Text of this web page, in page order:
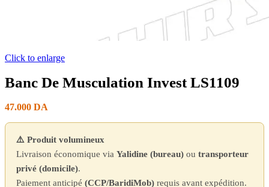
Click to enlarge
Banc De Musculation Invest LS1109
47.000 DA
⚠️ Produit volumineux
Livraison économique via Yalidine (bureau) ou transporteur
privé (domicile).
Paiement anticipé (CCP/BaridiMob) requis avant expédition.